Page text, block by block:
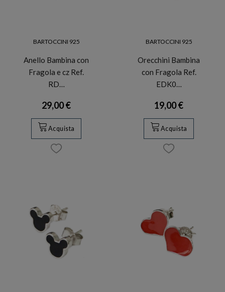
BARTOCCINI 925
Anello Bambina con
Fragola e cz Ref.
RD…
29,00 €
Acquista
BARTOCCINI 925
Orecchini Bambina
con Fragola Ref.
EDK0…
19,00 €
Acquista